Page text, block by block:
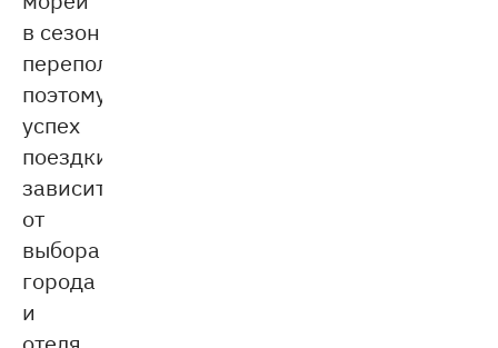
в сезон
переполнены,
поэтому
успех
поездки
зависит
от
выбора
города
и
отеля.